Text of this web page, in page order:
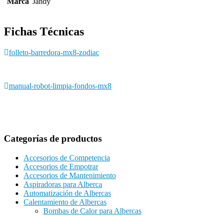
Fichas Técnicas
folleto-barredora-mx8-zodiac
manual-robot-limpia-fondos-mx8
Categorías de productos
Accesorios de Competencia
Accesorios de Empotrar
Accesorios de Mantenimiento
Aspiradoras para Alberca
Automatización de Albercas
Calentamiento de Albercas
Bombas de Calor para Albercas